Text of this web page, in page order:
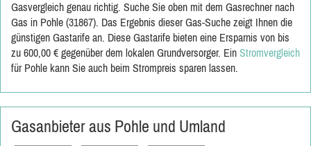
Gasvergleich genau richtig. Suche Sie oben mit dem Gasrechner nach
Gas in Pohle (31867). Das Ergebnis dieser Gas-Suche zeigt Ihnen die
günstigen Gastarife an. Diese Gastarife bieten eine Ersparnis von bis
zu 600,00 € gegenüber dem lokalen Grundversorger. Ein Stromvergleich
für Pohle kann Sie auch beim Strompreis sparen lassen.
Gasanbieter aus Pohle und Umland